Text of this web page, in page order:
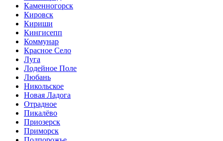
Каменногорск
Кировск
Кириши
Кингисепп
Коммунар
Красное Село
Луга
Лодейное Поле
Любань
Никольское
Новая Ладога
Отрадное
Пикалёво
Приозерск
Приморск